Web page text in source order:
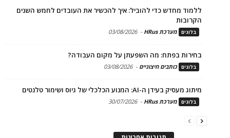
ללמוד מחדש כדי להוביל: איך להכשיר את העובדים לחמש השנים
הקרובות
בלוגים מערכת HRus -
03/08/2026
בחירות בפתח: מה השפעתן על מקום העבודה?
בלוגים כותבים חיצוניים -
03/08/2026
מיתוג מעסיק בעידן ה-AI: המנוע הכלכלי של גיוס ושימור טלנטים
בלוגים מערכת HRus -
30/07/2026